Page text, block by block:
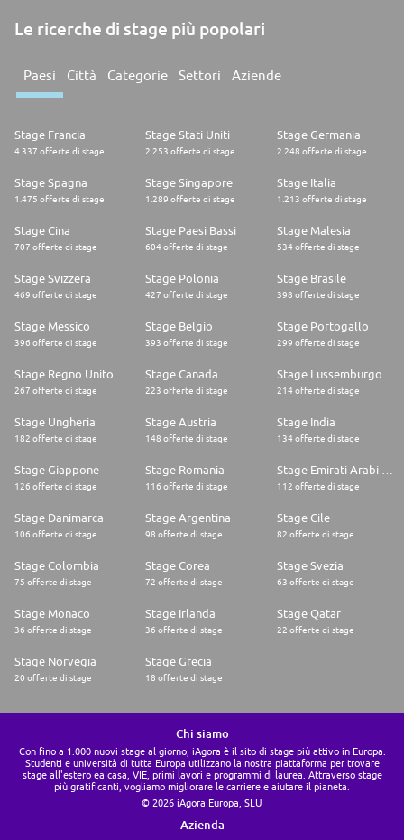
Le ricerche di stage più popolari
Paesi Città Categorie Settori Aziende
Stage Francia
4.337 offerte di stage
Stage Stati Uniti
2.253 offerte di stage
Stage Germania
2.248 offerte di stage
Stage Spagna
1.475 offerte di stage
Stage Singapore
1.289 offerte di stage
Stage Italia
1.213 offerte di stage
Stage Cina
707 offerte di stage
Stage Paesi Bassi
604 offerte di stage
Stage Malesia
534 offerte di stage
Stage Svizzera
469 offerte di stage
Stage Polonia
427 offerte di stage
Stage Brasile
398 offerte di stage
Stage Messico
396 offerte di stage
Stage Belgio
393 offerte di stage
Stage Portogallo
299 offerte di stage
Stage Regno Unito
267 offerte di stage
Stage Canada
223 offerte di stage
Stage Lussemburgo
214 offerte di stage
Stage Ungheria
182 offerte di stage
Stage Austria
148 offerte di stage
Stage India
134 offerte di stage
Stage Giappone
126 offerte di stage
Stage Romania
116 offerte di stage 112 offerte di stage
Stage Danimarca
106 offerte di stage
Stage Argentina
98 offerte di stage
Stage Cile
82 offerte di stage
Stage Colombia
75 offerte di stage
Stage Corea
72 offerte di stage
Stage Svezia
63 offerte di stage
Stage Monaco
36 offerte di stage
Stage Irlanda
36 offerte di stage
Stage Qatar
22 offerte di stage
Stage Norvegia
20 offerte di stage
Stage Grecia
18 offerte di stage
Chi siamo
Con fino a 1.000 nuovi stage al giorno, iAgora è il sito di stage più attivo in Europa.
Studenti e università di tutta Europa utilizzano la nostra piattaforma per trovare
stage all'estero ea casa, VIE, primi lavori e programmi di laurea. Attraverso stage
più gratificanti, vogliamo migliorare le carriere e aiutare il pianeta.
© 2026 iAgora Europa, SLU
Azienda